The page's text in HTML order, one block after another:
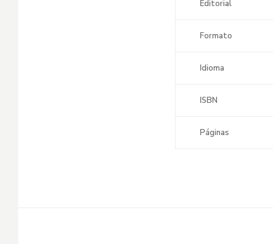
Editorial
Formato
Idioma
ISBN
Páginas